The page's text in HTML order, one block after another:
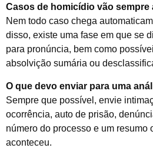
Casos de homicídio vão sempre
Nem todo caso chega
disso, existe uma fase em que se
para pronúncia, bem como
absolvição sumária ou
O que devo enviar para uma
Sempre que possível, envie
ocorrência, auto de prisão,
número do processo e um resumo
aconteceu.